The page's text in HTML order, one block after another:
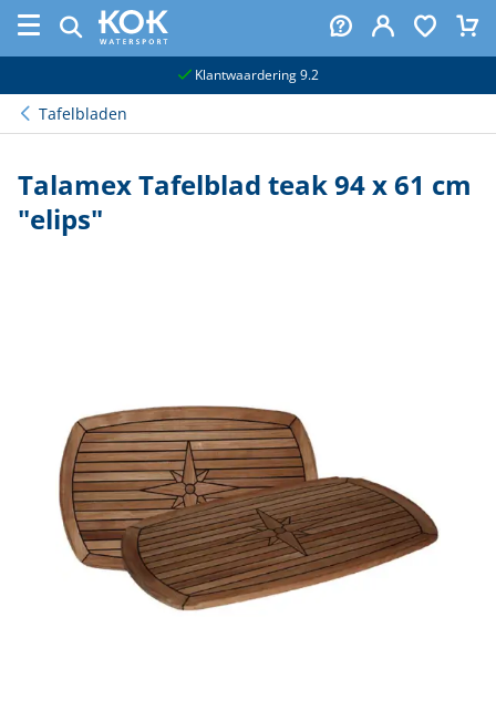
Klantwaardering 9.2
Tafelbladen
Talamex Tafelblad teak 94 x 61 cm
"elips"